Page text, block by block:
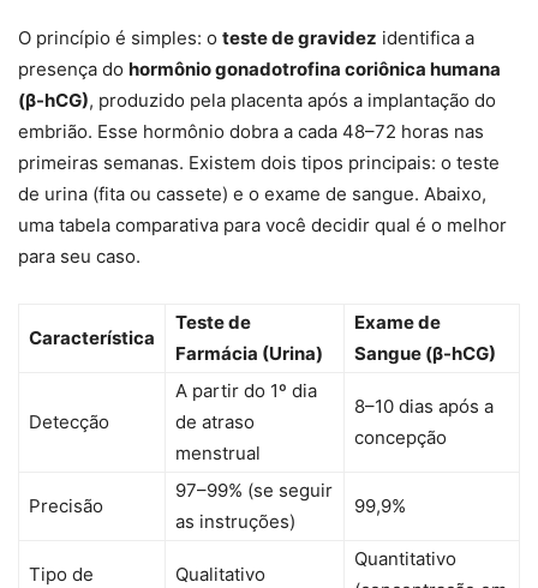
O princípio é simples: o teste de gravidez identifica a
presença do hormônio gonadotrofina coriônica humana
(β-hCG), produzido pela placenta após a implantação do
embrião. Esse hormônio dobra a cada 48–72 horas nas
primeiras semanas. Existem dois tipos principais: o teste
de urina (fita ou cassete) e o exame de sangue. Abaixo,
uma tabela comparativa para você decidir qual é o melhor
para seu caso.
Característica
Teste de
Farmácia (Urina)
Exame de
Sangue (β-hCG)
Detecção
A partir do 1º dia
de atraso
menstrual
8–10 dias após a
concepção
Precisão
97–99% (se seguir
as instruções)
99,9%
Tipo de Qualitativo
Quantitativo